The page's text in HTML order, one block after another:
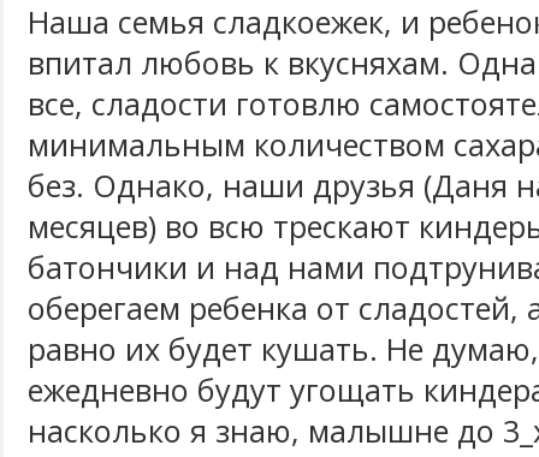
Наша семья сладкоежек, и
впитал любовь к вкусняхам.
все, сладости готовлю
минимальным количеством
без. Однако, наши друзья (Даня
месяцев) во всю трескают
батончики и над нами
оберегаем ребенка от сладостей,
равно их будет кушать. Не
ежедневно будут угощать
насколько я знаю, малышне до